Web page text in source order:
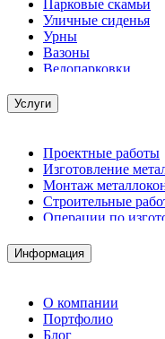
Парковые скамьи
Уличные сиденья
Урны
Вазоны
Велопарковки
Услуги
Проектные работы
Изготовление
Монтаж
Строительные
Операции по
Комплектация
Изготовление
Информация
О компании
Портфолио
Блог